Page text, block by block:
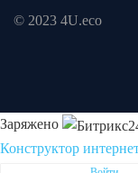
© 2023 4U.eco
Заряжено
Конструктор